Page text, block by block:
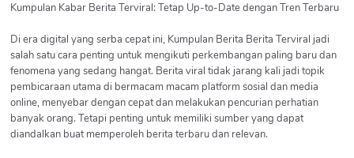
Kumpulan Kabar Berita Terviral: Tetap Up-to-Date dengan Tren Terbaru
Di era digital yang serba cepat ini, Kumpulan Berita Berita Terviral jadi
salah satu cara penting untuk mengikuti perkembangan paling baru dan
fenomena yang sedang hangat. Berita viral tidak jarang kali jadi topik
pembicaraan utama di bermacam macam platform sosial dan media
online, menyebar dengan cepat dan melakukan pencurian perhatian
banyak orang. Tetapi penting untuk memiliki sumber yang dapat
diandalkan buat memperoleh berita terbaru dan relevan.